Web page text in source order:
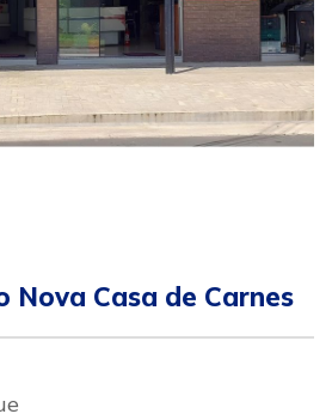
Nova Casa de Carnes